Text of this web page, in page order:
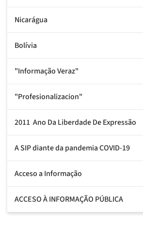
Nicarágua
Bolívia
"Informação Veraz"
"Profesionalizacion"
2011  Ano Da Liberdade De Expressão
A SIP diante da pandemia COVID-19
Acceso a Informação
ACCESO À INFORMAÇÃO PÚBLICA